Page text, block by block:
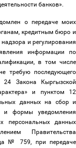
банков».
о передаче моих
кредитным бюро и
и регулирования
информации по
в том числе
требую последующего
24 Закона Кыргызской
и пунктом 12
данных на сбор и
и формы уведомления
персональных данных
Правительства
№ 759, при передаче